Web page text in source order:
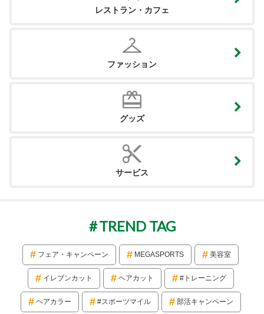
レストラン・カフェ
ファッション
グッズ
サービス
TREND TAG
フェア・キャンペーン MEGASPORTS 美容室
イレブンカット ヘアカット #トレーニング
ヘアカラー #スポーツマイル 部活キャンペーン